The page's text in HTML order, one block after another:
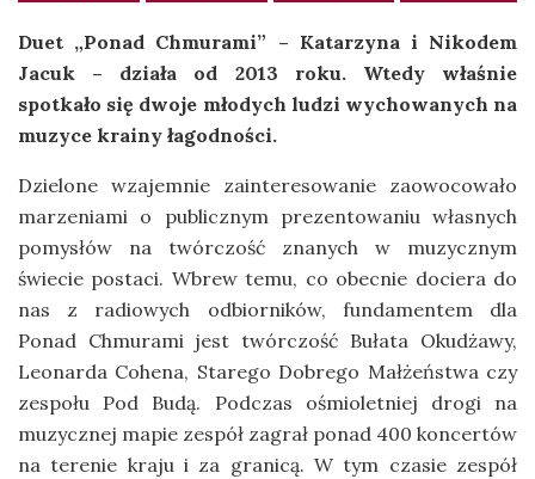
Duet „Ponad Chmurami” – Katarzyna i Nikodem
Jacuk – działa od 2013 roku. Wtedy właśnie
spotkało się dwoje młodych ludzi wychowanych na
muzyce krainy łagodności.
Dzielone wzajemnie zainteresowanie zaowocowało
marzeniami o publicznym prezentowaniu własnych
pomysłów na twórczość znanych w muzycznym
świecie postaci. Wbrew temu, co obecnie dociera do
nas z radiowych odbiorników, fundamentem dla
Ponad Chmurami jest twórczość Bułata Okudżawy,
Leonarda Cohena, Starego Dobrego Małżeństwa czy
zespołu Pod Budą. Podczas ośmioletniej drogi na
muzycznej mapie zespół zagrał ponad 400 koncertów
na terenie kraju i za granicą. W tym czasie zespół